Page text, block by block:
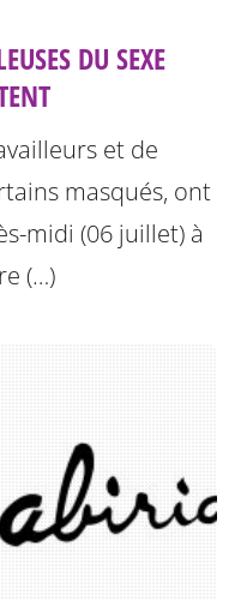
DU SEXE
et de
masqués, ont
midi (06 juillet) à
(…)